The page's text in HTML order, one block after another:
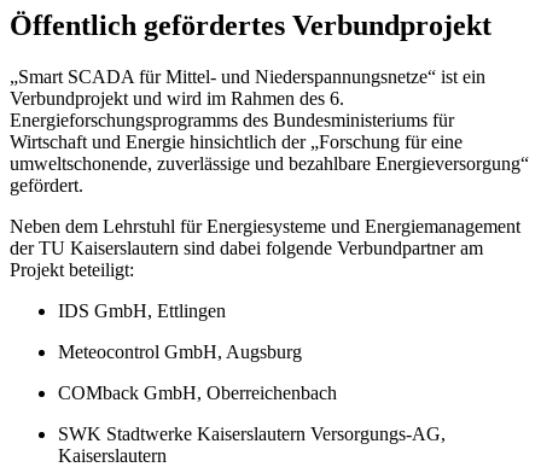
Öffentlich gefördertes Verbundprojekt
„Smart SCADA für Mittel- und Niederspannungsnetze“ ist ein
Verbundprojekt und wird im Rahmen des 6.
Energieforschungsprogramms des Bundesministeriums für
Wirtschaft und Energie hinsichtlich der „Forschung für eine
umweltschonende, zuverlässige und bezahlbare Energieversorgung“
gefördert.
Neben dem Lehrstuhl für Energiesysteme und Energiemanagement
der TU Kaiserslautern sind dabei folgende Verbundpartner am
Projekt beteiligt:
IDS GmbH, Ettlingen
Meteocontrol GmbH, Augsburg
COMback GmbH, Oberreichenbach
SWK Stadtwerke Kaiserslautern Versorgungs-AG,
Kaiserslautern